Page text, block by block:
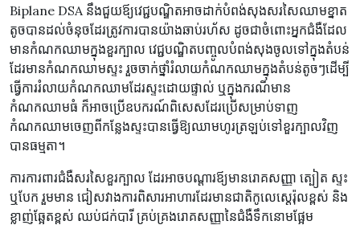
Biplane DSA នឹងជួយឪ្យវេជ្ជបណ្ឌិតអាចដាក់បំពង់សុងសរសៃឈាមខ្នាត
តូចបានដល់ចំនុចដែរត្រូវការបានយ៉ាងឆាប់រហ័ស ដូចជាចំពោះអ្នកជំងឺដែល
មានកំណកឈាមក្នុងខួរក្បាល វេជ្ជបណ្ឌិត​បញ្ចូលបំពង់សុងចូលទៅក្នុងតំបន់
ដែរមានកំណកឈាមស្ទះ រួចចាក់ថ្នាំរំលាយកំណកឈាមក្នុងតំបន់តូចៗដើម្បី
ធ្វើការរំលាយកំណកឈាមដែរស្ទះដោយផ្ទាល់ ឬក្នុងករណីមាន
កំណកឈាមធំ ក៏អាចប្រើឧបករណ៍ពិសេសដែរប្រើសម្រាប់ទាញ
កំណកឈាមចេញពីកន្លែងស្ទះបានធ្វើឱ្យឈាមហូរត្រឡប់ទៅខួរក្បាលវិញ
បានធម្មតា។
ការការពារជំងឺសរសៃខួរក្បាល ដែរអាចបណ្តារឪ្យមានរោគសញ្ញា ត្បៀត ស្ទះ
ឬបែក រួមមាន ជៀសវាងការពិសារអាហារដែរមានជាតិកូលេស្តេរ៉ុលខ្ពស់ និង
ខ្លាញ់ឆ្អែតខ្ពស់ ឈប់ជក់បារី គ្រប់គ្រងរោគសញ្ញានៃជំងឺទឹកនោមផ្អែម